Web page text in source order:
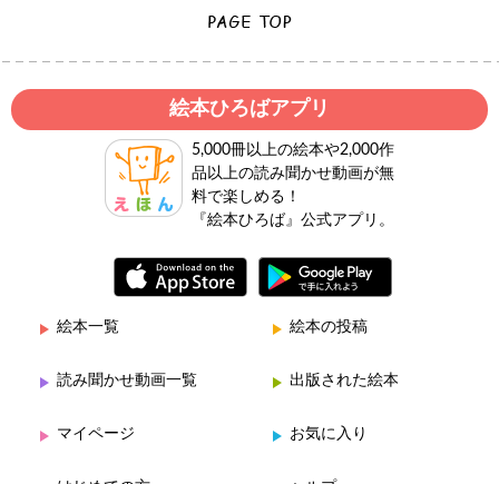
絵本ひろばアプリ
5,000冊以上の絵本や2,000作
品以上の読み聞かせ動画が無
料で楽しめる！
『絵本ひろば』公式アプリ。
絵本一覧 絵本の投稿
読み聞かせ動画一覧 出版された絵本
マイページ お気に入り